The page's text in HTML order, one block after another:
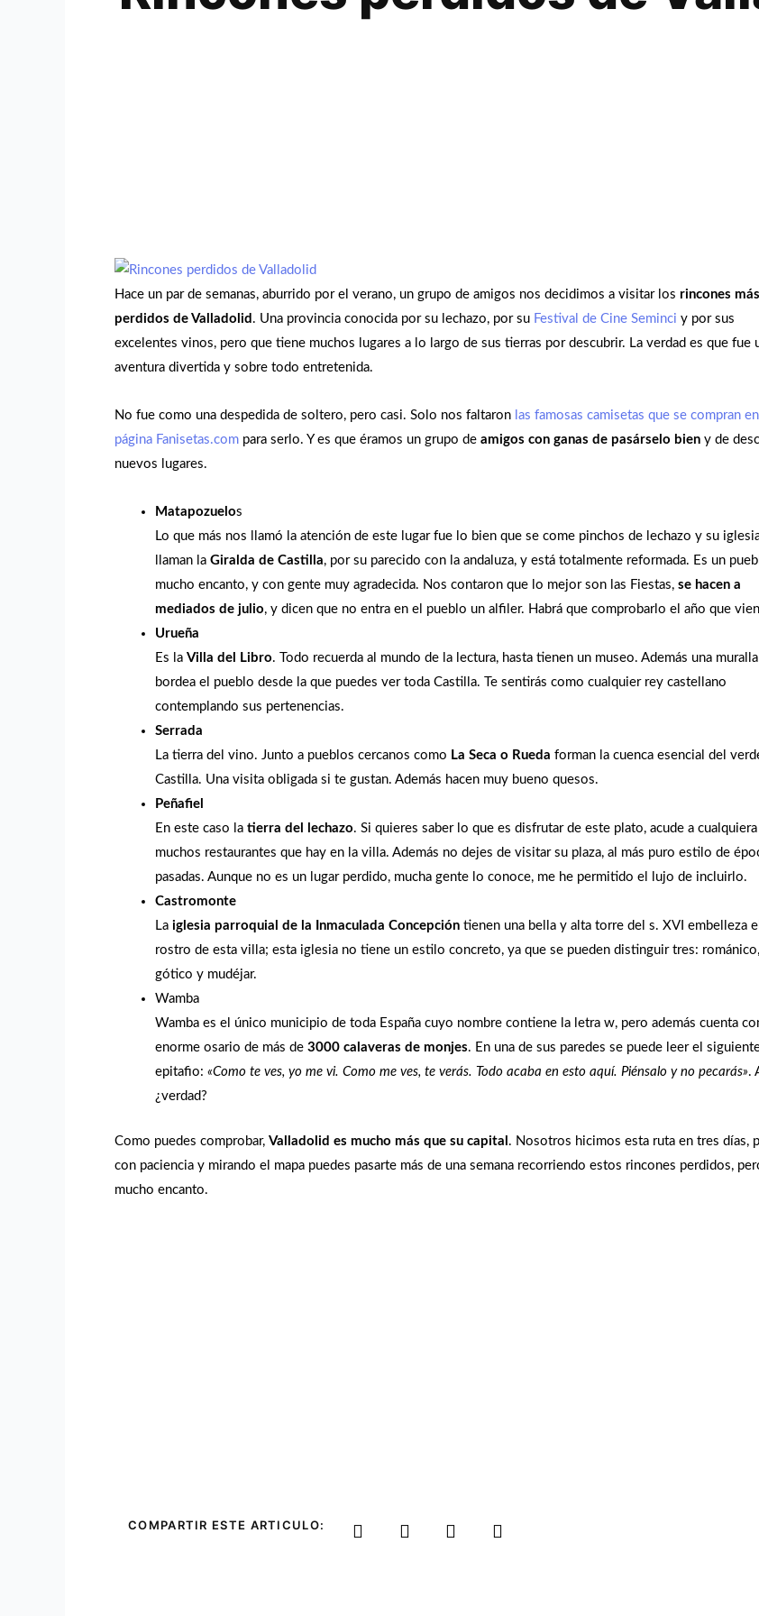
Hace un par de semanas, aburrido por el verano, un grupo de amigos nos decidimos a visitar los rincones más
perdidos de Valladolid . Una provincia conocida por su lechazo, por su Festival de Cine Seminci y por sus
excelentes vinos, pero que tiene muchos lugares a lo largo de sus tierras por descubrir. La verdad es que fue
aventura divertida y sobre todo entretenida.
No fue como una despedida de soltero, pero casi. Solo nos faltaron las famosas camisetas que se compran
página Fanisetas.com para serlo. Y es que éramos un grupo de amigos con ganas de pasárselo bien y de
nuevos lugares.
Matapozuelos
Lo que más nos llamó la atención de este lugar fue lo bien que se come pinchos de lechazo y su
llaman la Giralda de Castilla, por su parecido con la andaluza, y está totalmente reformada. Es un
mucho encanto, y con gente muy agradecida. Nos contaron que lo mejor son las Fiestas, se hacen a
mediados de julio, y dicen que no entra en el pueblo un alfiler. Habrá que comprobarlo el año que
Urueña
Es la Villa del Libro. Todo recuerda al mundo de la lectura, hasta tienen un museo. Además una
bordea el pueblo desde la que puedes ver toda Castilla. Te sentirás como cualquier rey castellano
contemplando sus pertenencias.
Serrada
La tierra del vino. Junto a pueblos cercanos como La Seca o Rueda forman la cuenca esencial del
Castilla. Una visita obligada si te gustan. Además hacen muy bueno quesos.
Peñafiel
En este caso la tierra del lechazo. Si quieres saber lo que es disfrutar de este plato, acude a
muchos restaurantes que hay en la villa. Además no dejes de visitar su plaza, al más puro estilo de
pasadas. Aunque no es un lugar perdido, mucha gente lo conoce, me he permitido el lujo de incluirlo.
Castromonte
La iglesia parroquial de la Inmaculada Concepción tienen una bella y alta torre del s. XVI embelleza el
rostro de esta villa; esta iglesia no tiene un estilo concreto, ya que se pueden distinguir tres: románico,
gótico y mudéjar.
Wamba
Wamba es el único municipio de toda España cuyo nombre contiene la letra w, pero además cuenta
enorme osario de más de 3000 calaveras de monjes. En una de sus paredes se puede leer el
epitafio: «Como te ves, yo me vi. Como me ves, te verás. Todo acaba en esto aquí. Piénsalo y no pecarás».
¿verdad?
Como puedes comprobar, Valladolid es mucho más que su capital . Nosotros hicimos esta ruta en tres días,
con paciencia y mirando el mapa puedes pasarte más de una semana recorriendo estos rincones perdidos,
mucho encanto.
COMPARTIR ESTE ARTICULO: